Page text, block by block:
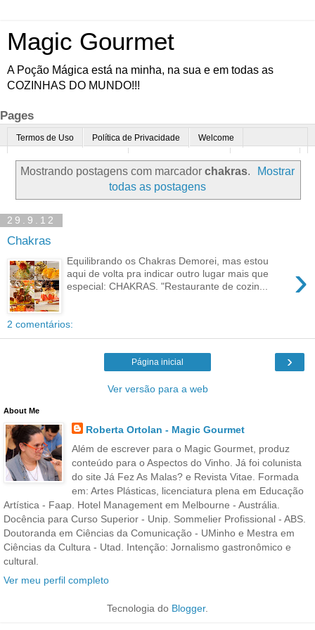
Magic Gourmet
A Poção Mágica está na minha, na sua e em todas as
COZINHAS DO MUNDO!!!
Pages
Termos de Uso Política de Privacidade Welcome
Enoturismo Minha Cozinha Dicas da vovó Mais
Parcerias Contato
Mostrando postagens com marcador chakras.
Mostrar
todas as postagens
29.9.12
Chakras
›
Equilibrando os Chakras Demorei, mas estou
aqui de volta pra indicar outro lugar mais que
especial: CHAKRAS. "Restaurante de cozin...
2 comentários:
›
Página inicial
Ver versão para a web
About Me
Roberta Ortolan - Magic Gourmet
Além de escrever para o Magic Gourmet, produz
conteúdo para o Aspectos do Vinho. Já foi colunista
do site Já Fez As Malas? e Revista Vitae. Formada
em: Artes Plásticas, licenciatura plena em Educação
Artística - Faap. Hotel Management em Melbourne - Austrália.
Docência para Curso Superior - Unip. Sommelier Profissional - ABS.
Doutoranda em Ciências da Comunicação - UMinho e Mestra em
Ciências da Cultura - Utad. Intenção: Jornalismo gastronômico e
cultural.
Ver meu perfil completo
Tecnologia do Blogger.